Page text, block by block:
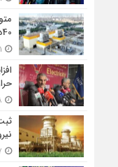
40درصد رسید